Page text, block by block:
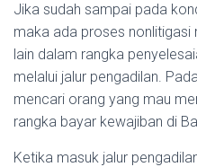
Jika sudah sampai pada
maka ada proses
lain dalam rangka
melalui jalur pengadilan.
mencari orang yang mau
rangka bayar kewajiban di
Ketika masuk jalur